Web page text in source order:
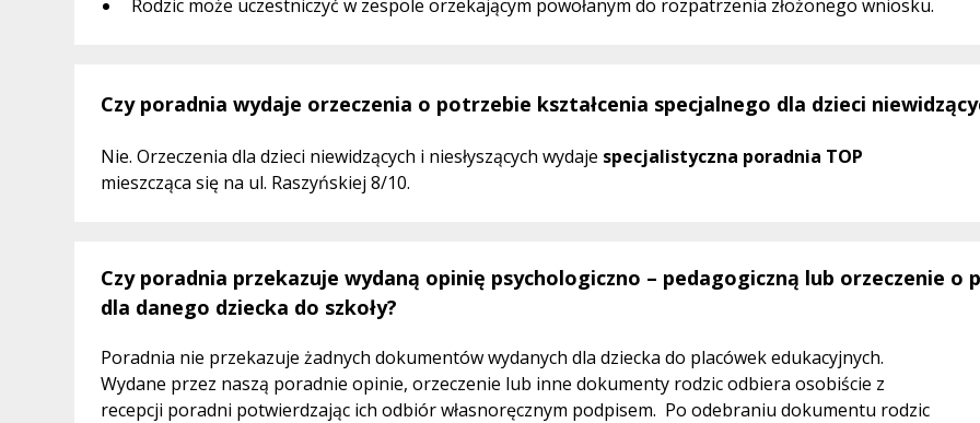
Rodzic może uczestniczyć w zespole orzekającym powołanym do rozpatrzenia złożonego wniosku.
Czy poradnia wydaje orzeczenia o potrzebie kształcenia specjalnego dla dzieci
Nie. Orzeczenia dla dzieci niewidzących i niesłyszących wydaje specjalistyczna poradnia TOP
mieszcząca się na ul. Raszyńskiej 8/10.
Czy poradnia przekazuje wydaną opinię psychologiczno – pedagogiczną lub orzeczenie o
dla danego dziecka do szkoły?
Poradnia nie przekazuje żadnych dokumentów wydanych dla dziecka do placówek edukacyjnych.
Wydane przez naszą poradnie opinie, orzeczenie lub inne dokumenty rodzic odbiera osobiście z
recepcji poradni potwierdzając ich odbiór własnoręcznym podpisem. Po odebraniu dokumentu rodzic